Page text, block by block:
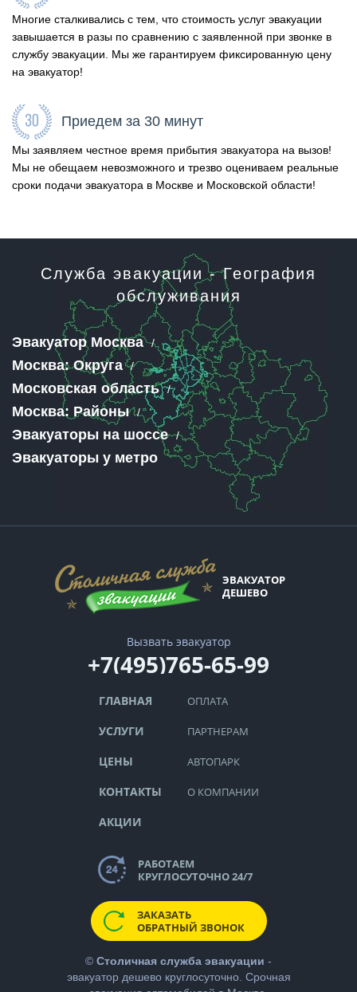
Многие сталкивались с тем, что стоимость услуг эвакуации
завышается в разы по сравнению с заявленной при звонке в
службу эвакуации. Мы же гарантируем фиксированную цену
на эвакуатор!
Приедем за 30 минут
Мы заявляем честное время прибытия эвакуатора на вызов!
Мы не обещаем невозможного и трезво оцениваем реальные
сроки подачи эвакуатора в Москве и Московской области!
Служба эвакуации - География
обслуживания
Эвакуатор Москва
Москва: Округа
Московская область
Москва: Районы
Эвакуаторы на шоссе
Эвакуаторы у метро
ЭВАКУАТОР
ДЕШЕВО
Вызвать эвакуатор
+7(495)765-65-99
ГЛАВНАЯ
УСЛУГИ
ЦЕНЫ
КОНТАКТЫ
АКЦИИ
ОПЛАТА
ПАРТНЕРАМ
АВТОПАРК
О КОМПАНИИ
РАБОТАЕМ
КРУГЛОСУТОЧНО 24/7
ЗАКАЗАТЬ
ОБРАТНЫЙ ЗВОНОК
© Столичная служба эвакуации -
эвакуатор дешевокруглосуточно. Срочная